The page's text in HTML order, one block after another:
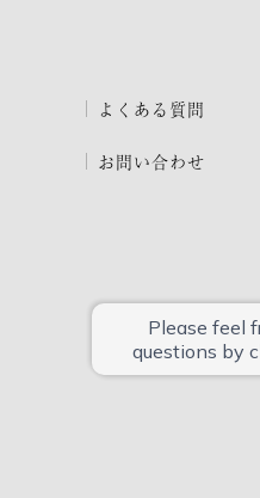
よくある質問
お問い合わせ